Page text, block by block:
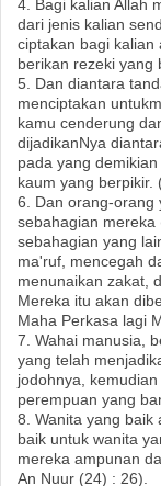
4. Bagi kalian Allah
dari jenis kalian
ciptakan bagi kalian
berikan rezeki yang
5. Dan diantara
menciptakan
kamu cenderung
dijadikanNya
pada yang
kaum yang berpikir.
6. Dan orang-orang
sebahagian
sebahagian yang
ma'ruf, mencegah
menunaikan zakat,
Mereka itu akan
Maha Perkasa lagi
7. Wahai manusia,
yang telah
jodohnya,
perempuan yang
8. Wanita yang baik
baik untuk wanita
mereka ampunan
An Nuur (24) : 26).